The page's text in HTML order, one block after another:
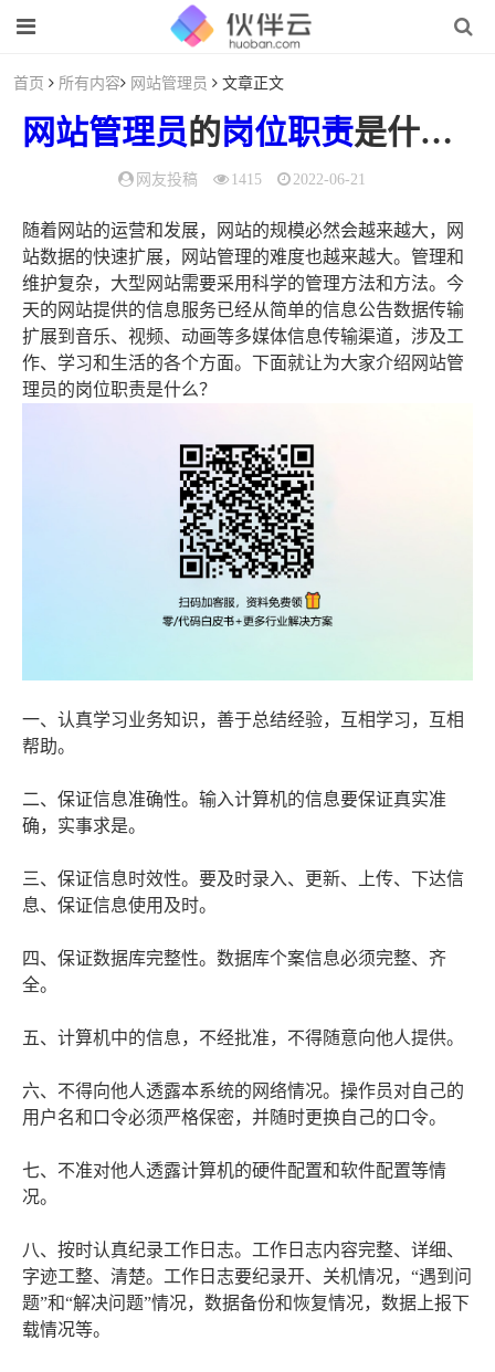
首页 所有内容 网站管理员 文章正文
网站管理员的岗位职责是什么？（网站维护岗位职责）
网友投稿 1415 2022-06-21
随着网站的运营和发展，网站的规模必然会越来越大，网
站数据的快速扩展，网站管理的难度也越来越大。管理和
维护复杂，大型网站需要采用科学的管理方法和方法。今
天的网站提供的信息服务已经从简单的信息公告数据传输
扩展到音乐、视频、动画等多媒体信息传输渠道，涉及工
作、学习和生活的各个方面。下面就让为大家介绍网站管
理员的岗位职责是什么？
一、认真学习业务知识，善于总结经验，互相学习，互相
帮助。
二、保证信息准确性。输入计算机的信息要保证真实准
确，实事求是。
三、保证信息时效性。要及时录入、更新、上传、下达信
息、保证信息使用及时。
四、保证数据库完整性。数据库个案信息必须完整、齐
全。
五、计算机中的信息，不经批准，不得随意向他人提供。
六、不得向他人透露本系统的网络情况。操作员对自己的
用户名和口令必须严格保密，并随时更换自己的口令。
七、不准对他人透露计算机的硬件配置和软件配置等情
况。
八、按时认真纪录工作日志。工作日志内容完整、详细、
字迹工整、清楚。工作日志要纪录开、关机情况，“遇到问
题”和“解决问题”情况，数据备份和恢复情况，数据上报下
载情况等。